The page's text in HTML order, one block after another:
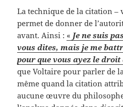
La technique de la citation –
permet de donner de
avant. Ainsi : « Je ne suis
vous dites, mais je me
pour que vous ayez le
que Voltaire pour parler de
même quand la citation
aucune œuvre du